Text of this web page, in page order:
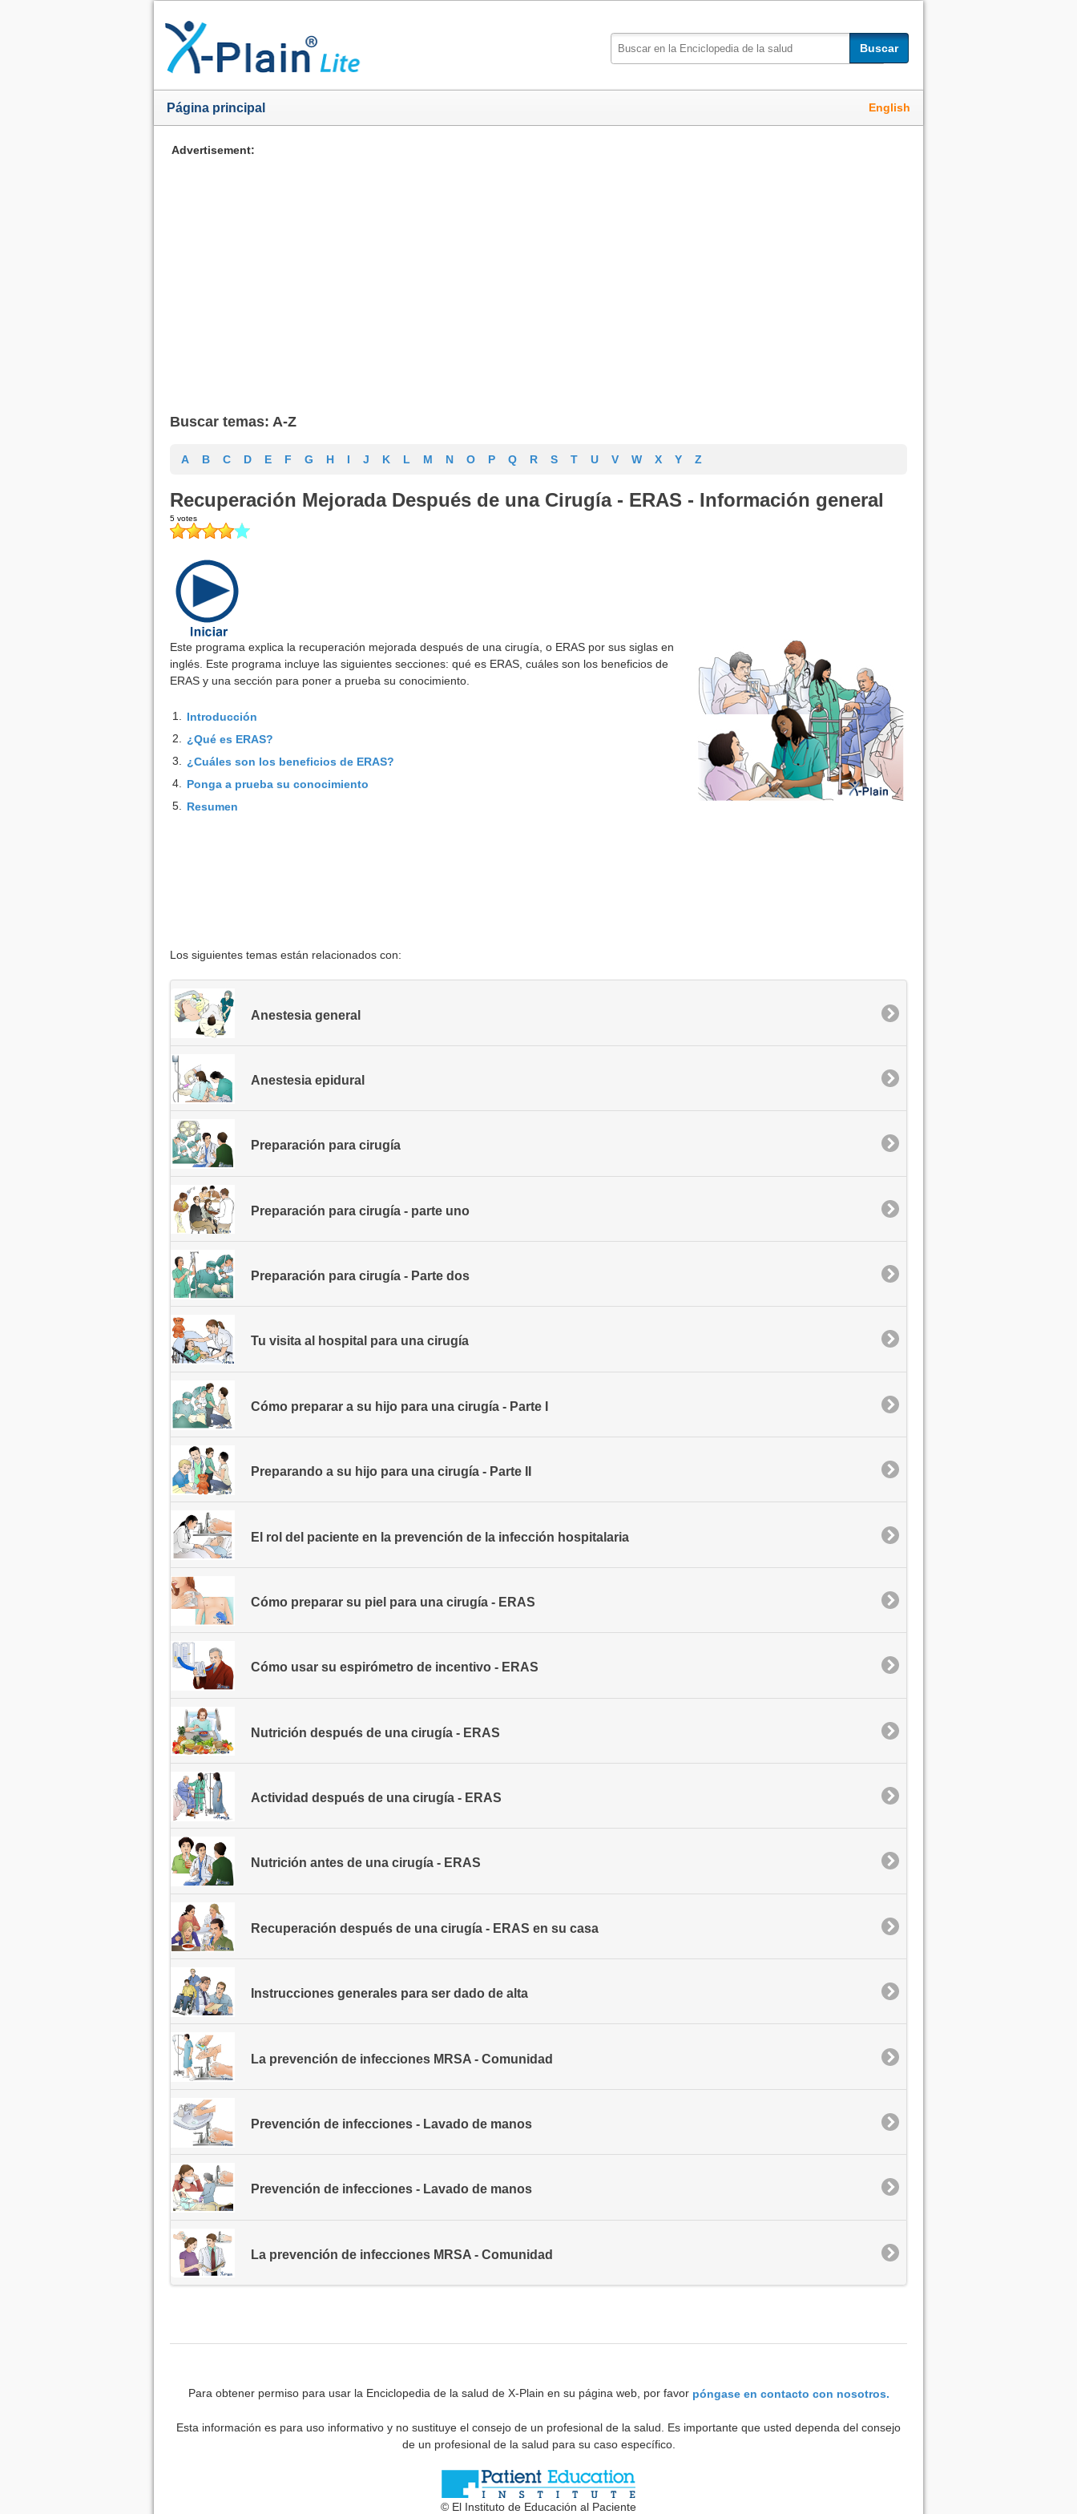
Buscar
Página principal English
Advertisement:
Buscar temas: A-Z
A B C D E F G H I J K L M N O P Q R S T U V W X Y Z
Recuperación Mejorada Después de una Cirugía - ERAS - Información general
Este programa explica la recuperación mejorada después de una cirugía, o ERAS por sus siglas en
inglés. Este programa incluye las siguientes secciones: qué es ERAS, cuáles son los beneficios de
ERAS y una sección para poner a prueba su conocimiento.
1. Introducción
2. ¿Qué es ERAS?
3. ¿Cuáles son los beneficios de ERAS?
4. Ponga a prueba su conocimiento
5. Resumen
Los siguientes temas están relacionados con:
Anestesia general
Anestesia epidural
Preparación para cirugía
Preparación para cirugía - parte uno
Preparación para cirugía - Parte dos
Tu visita al hospital para una cirugía
Cómo preparar a su hijo para una cirugía - Parte I
Preparando a su hijo para una cirugía - Parte II
El rol del paciente en la prevención de la infección hospitalaria
Cómo preparar su piel para una cirugía - ERAS
Cómo usar su espirómetro de incentivo - ERAS
Nutrición después de una cirugía - ERAS
Actividad después de una cirugía - ERAS
Nutrición antes de una cirugía - ERAS
Recuperación después de una cirugía - ERAS en su casa
Instrucciones generales para ser dado de alta
La prevención de infecciones MRSA - Comunidad
Prevención de infecciones - Lavado de manos
Prevención de infecciones - Lavado de manos
La prevención de infecciones MRSA - Comunidad
Para obtener permiso para usar la Enciclopedia de la salud de X-Plain en su página web, por favor póngase en contacto con nosotros.
Esta información es para uso informativo y no sustituye el consejo de un profesional de la salud. Es importante que usted dependa del consejo
de un profesional de la salud para su caso específico.
© El Instituto de Educación al Paciente